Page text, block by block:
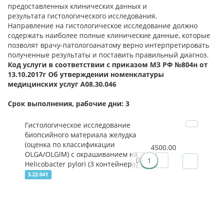
предоставленных клинических данных и
результата гистологического исследования.
Направление на гистологическое исследование должно
содержать наиболее полные клинические данные, которые
позволят врачу-патологоанатому верно интерпретировать
полученные результаты и поставить правильный диагноз.
Код услуги в соответствии с приказом МЗ РФ №804н от
13.10.2017г Об утверждении номенклатуры
медицинских услуг А08.30.046
Срок выполнения, рабочие дни: 3
Гистологическое исследование
биопсийного материала желудка
(оценка по классификации
OLGA/OLGIM) с окрашиванием на
Helicobacter pylori (3 контейнера)
3.22.041
4500.00